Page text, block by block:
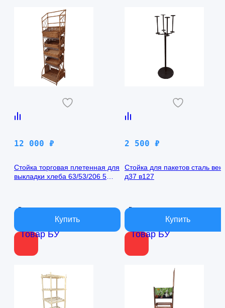
Товар БУ
12 000 ₽
Стойка торговая плетенная для
выкладки хлеба 63/53/206 5
В наличии
Товар БУ
2 500 ₽
Стойка для пакетов сталь
д37 в127
В наличии